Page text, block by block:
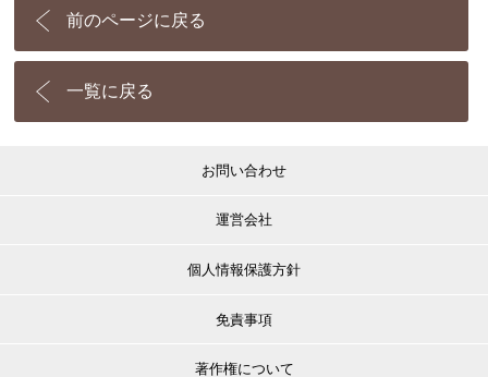
前のページに戻る
一覧に戻る
お問い合わせ
運営会社
個人情報保護方針
免責事項
著作権について